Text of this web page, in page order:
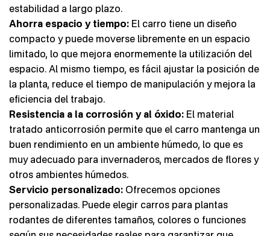
estabilidad a largo plazo.
Ahorra espacio y tiempo: El carro tiene un diseño
compacto y puede moverse libremente en un espacio
limitado, lo que mejora enormemente la utilización del
espacio. Al mismo tiempo, es fácil ajustar la posición de
la planta, reduce el tiempo de manipulación y mejora la
eficiencia del trabajo.
Resistencia a la corrosión y al óxido: El material
tratado anticorrosión permite que el carro mantenga un
buen rendimiento en un ambiente húmedo, lo que es
muy adecuado para invernaderos, mercados de flores y
otros ambientes húmedos.
Servicio personalizado: Ofrecemos opciones
personalizadas. Puede elegir carros para plantas
rodantes de diferentes tamaños, colores o funciones